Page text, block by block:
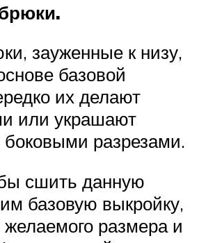
зауженные к низу,
базовой
их делают
или украшают
разрезами.
сшить данную
базовую выкройку,
желаемого размера и